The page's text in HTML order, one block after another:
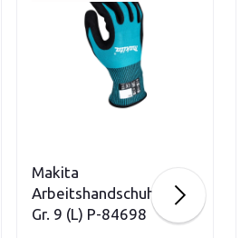
Makita
Arbeitshandschuh Nitril
Gr. 9 (L) P-84698